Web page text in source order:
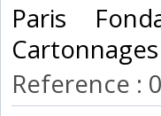
‎Paris
Reference :